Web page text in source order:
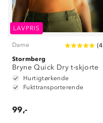
LAVPRIS
Dame (4
Stormberg
Bryne Quick Dry t-skjorte
Hurtigtørkende
Fukttransporterende
99,-